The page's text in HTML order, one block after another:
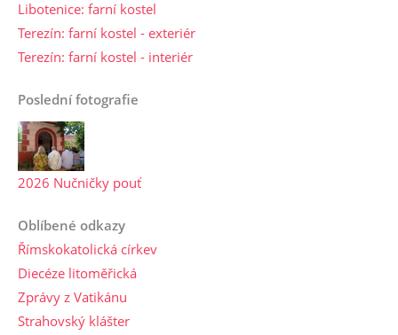
Libotenice: farní kostel
Terezín: farní kostel - exteriér
Terezín: farní kostel - interiér
Poslední fotografie
2026 Nučničky pouť
Oblíbené odkazy
Římskokatolická církev
Diecéze litoměřická
Zprávy z Vatikánu
Strahovský klášter